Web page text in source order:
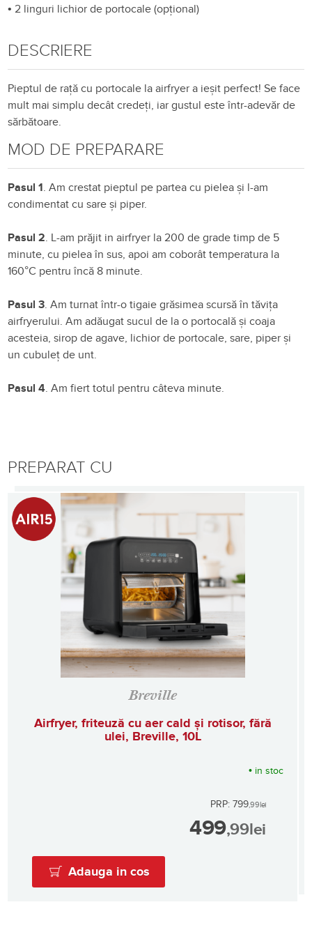
• 2 linguri lichior de portocale (opțional)
DESCRIERE
Pieptul de rață cu portocale la airfryer a ieșit perfect! Se face
mult mai simplu decât credeți, iar gustul este într-adevăr de
sărbătoare.
MOD DE PREPARARE
Pasul 1. Am crestat pieptul pe partea cu pielea și l-am
condimentat cu sare și piper.
Pasul 2. L-am prăjit in airfryer la 200 de grade timp de 5
minute, cu pielea în sus, apoi am coborât temperatura la
160°C pentru încă 8 minute.
Pasul 3. Am turnat într-o tigaie grăsimea scursă în tăvița
airfryerului. Am adăugat sucul de la o portocală și coaja
acesteia, sirop de agave, lichior de portocale, sare, piper și
un cubuleț de unt.
Pasul 4. Am fiert totul pentru câteva minute.
PREPARAT CU
Breville
Airfryer, friteuză cu aer cald și rotisor, fără
ulei, Breville, 10L
• in stoc
PRP: 799,99lei
499,99lei
Adauga in cos